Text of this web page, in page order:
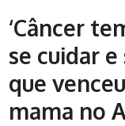
‘Câncer
se cuidar e
que
mama no